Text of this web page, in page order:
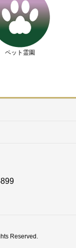
ペット霊園
Reserved.